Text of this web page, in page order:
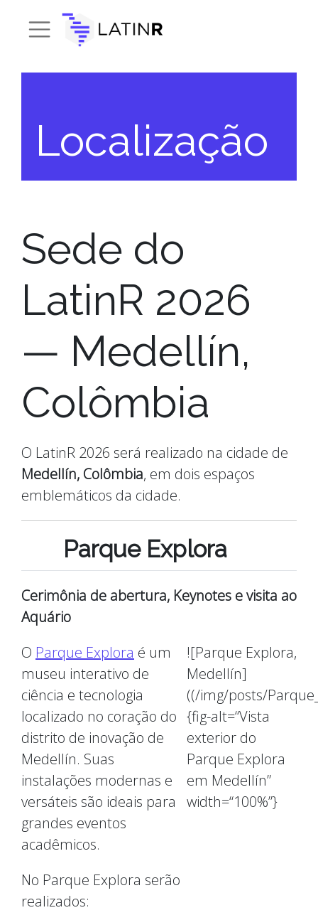
Localização
Sede do
LatinR 2026
— Medellín,
Colômbia
O LatinR 2026 será realizado na cidade de
Medellín, Colômbia, em dois espaços
emblemáticos da cidade.
Parque Explora
Cerimônia de abertura, Keynotes e visita ao
Aquário
O Parque Explora é um
museu interativo de
ciência e tecnologia
localizado no coração do
distrito de inovação de
Medellín. Suas
instalações modernas e
versáteis são ideais para
grandes eventos
acadêmicos.
No Parque Explora serão
realizados:
![Parque Explora,
Medellín]
((/img/posts/
{fig-alt=“Vista
exterior do
Parque Explora
em Medellín”
width=“100%”}